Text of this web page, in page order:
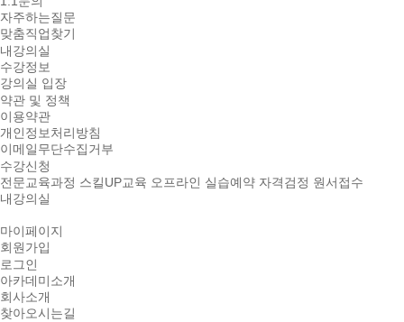
자주하는질문
맞춤직업찾기
내강의실
수강정보
강의실 입장
약관 및 정책
이용약관
개인정보처리방침
이메일무단수집거부
수강신청
전문교육과정 스킬UP교육 오프라인 실습예약 자격검정 원서접수
내강의실
마이페이지
회원가입
로그인
아카데미소개
회사소개
찾아오시는길